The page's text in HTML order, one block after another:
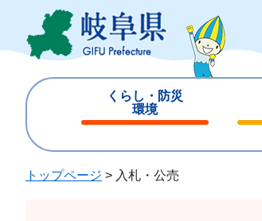
ジ
ュ
くらし・防災
環境
じ
じ
トップページ > 入札・公売